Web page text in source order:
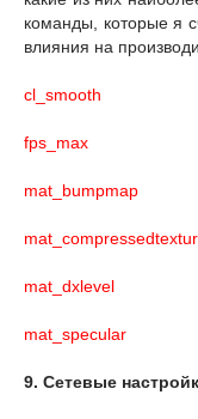
команды, которые я
влияния на
cl_smooth
fps_max
mat_bumpmap
mat_dxlevel
mat_specular
9. Сетевые